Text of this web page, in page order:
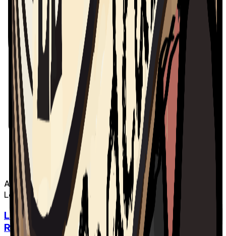
Audio
Le Chic-Zénob
Le Chic-Zénob - Épisode 05 | Open Mic de
Rap au Zénob